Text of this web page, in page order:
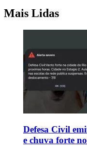
Mais Lidas
Defesa Civil
e chuva forte